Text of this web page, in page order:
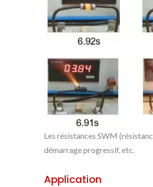
Les résistances SWM
démarrage progressif, etc.
Application